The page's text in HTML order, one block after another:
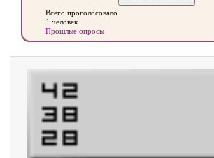
Всего проголосовало
1 человек
Прошлые опросы